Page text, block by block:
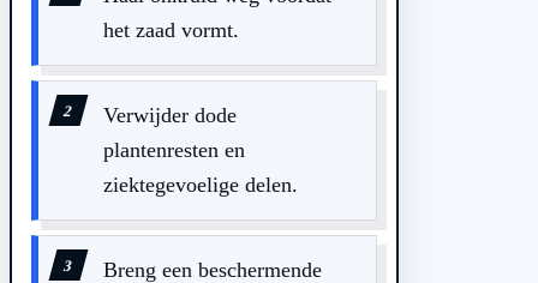
het zaad vormt.
Verwijder dode
plantenresten en
ziektegevoelige delen.
Breng een beschermende